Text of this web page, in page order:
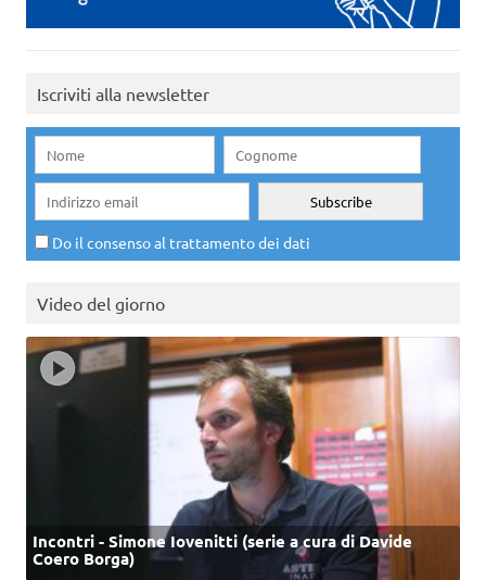
Iscriviti alla newsletter
Do il consenso al trattamento dei dati
Video del giorno
Incontri - Simone Iovenitti (serie a cura di Davide
Coero Borga)